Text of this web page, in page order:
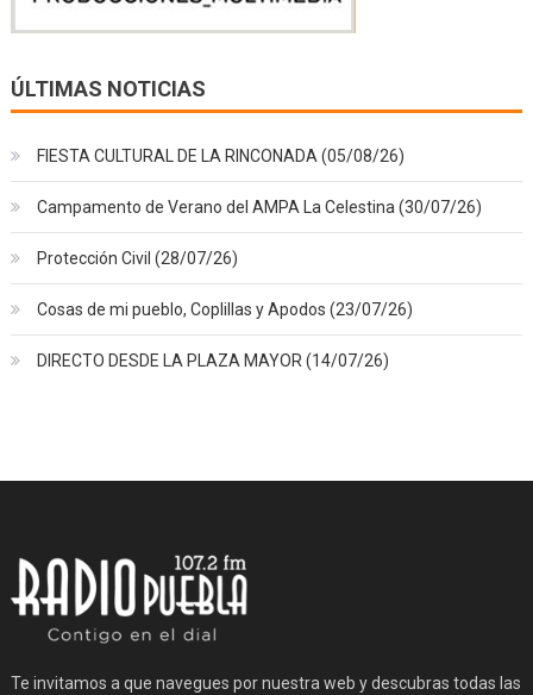
ÚLTIMAS NOTICIAS
FIESTA CULTURAL DE LA RINCONADA (05/08/26)
Campamento de Verano del AMPA La Celestina (30/07/26)
Protección Civil (28/07/26)
Cosas de mi pueblo, Coplillas y Apodos (23/07/26)
DIRECTO DESDE LA PLAZA MAYOR (14/07/26)
Te invitamos a que navegues por nuestra web y descubras todas las